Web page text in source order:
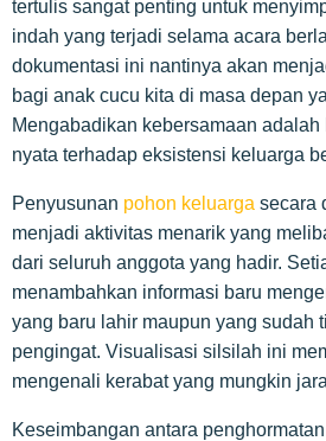
tertulis sangat penting untuk
indah yang terjadi selama acara
dokumentasi ini nantinya akan
bagi anak cucu kita di masa depan
Mengabadikan kebersamaan
nyata terhadap eksistensi keluarga
Penyusunan pohon keluarga secara
menjadi aktivitas menarik yang
dari seluruh anggota yang hadir.
menambahkan informasi baru
yang baru lahir maupun yang sudah
pengingat. Visualisasi silsilah ini
mengenali kerabat yang mungkin
Keseimbangan antara